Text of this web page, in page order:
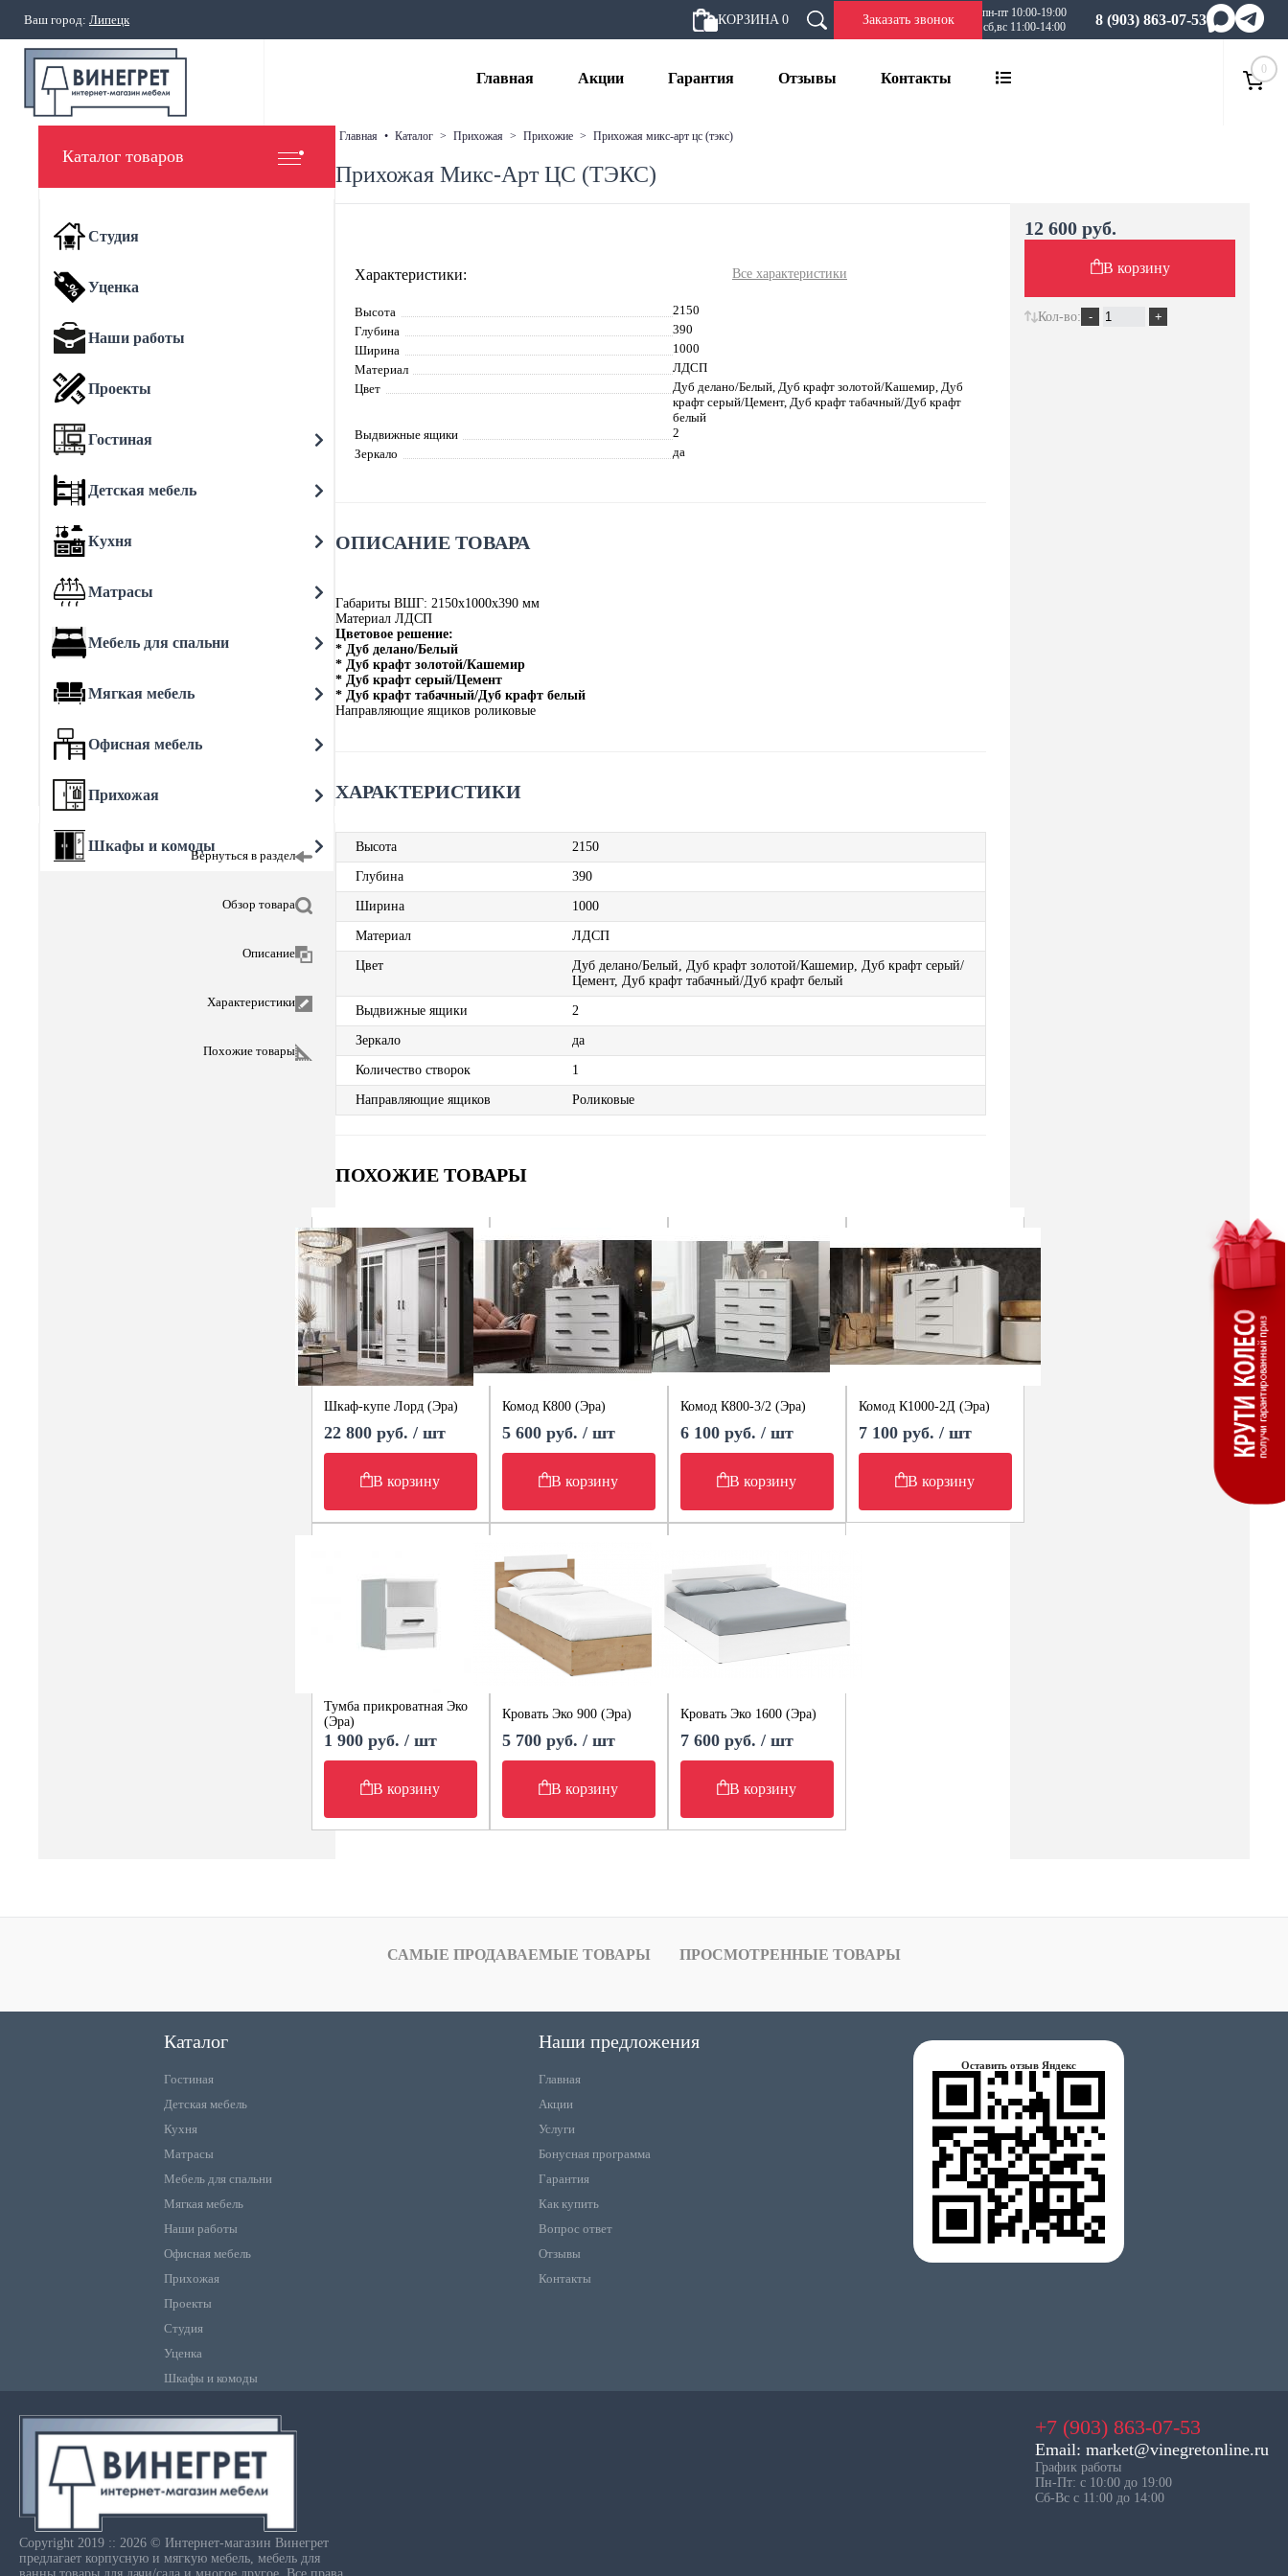
Ваш город: Липецк КОРЗИНА 0 Заказать звонок
пн-пт 10:00-19:00
сб,вс 11:00-14:00
8 (903) 863-07-53
Главная Акции Гарантия Отзывы Контакты
0
Каталог товаров
Студия
Уценка
Наши работы
Проекты
Гостиная
Детская мебель
Кухня
Матрасы
Мебель для спальни
Мягкая мебель
Офисная мебель
Прихожая
Шкафы и комоды
Вернуться в раздел
Обзор товара
Описание
Характеристики
Похожие товары
главная • каталог > прихожая > прихожие > прихожая микс-арт цс (тэкс)
Прихожая Микс-Арт ЦС (ТЭКС)
Характеристики: Все характеристики
Высота
2150
Глубина
390
Ширина
1000
Материал
ЛДСП
Цвет
Дуб делано/Белый, Дуб крафт золотой/Кашемир, Дуб
крафт серый/Цемент, Дуб крафт табачный/Дуб крафт
белый
Выдвижные ящики
2
Зеркало
да
ОПИСАНИЕ ТОВАРА
Габариты ВШГ: 2150х1000х390 мм
Материал ЛДСП
Цветовое решение:
* Дуб делано/Белый
* Дуб крафт золотой/Кашемир
* Дуб крафт серый/Цемент
* Дуб крафт табачный/Дуб крафт белый
Направляющие ящиков роликовые
ХАРАКТЕРИСТИКИ
Высота 2150
Глубина 390
Ширина 1000
Материал ЛДСП
Цвет
Дуб делано/Белый, Дуб крафт золотой/Кашемир, Дуб крафт серый/
Цемент, Дуб крафт табачный/Дуб крафт белый
Выдвижные ящики 2
Зеркало да
Количество створок 1
Направляющие ящиков Роликовые
ПОХОЖИЕ ТОВАРЫ
Шкаф-купе Лорд (Эра)
22 800 руб. / шт
В корзину
Комод К800 (Эра)
5 600 руб. / шт
В корзину
Комод К800-3/2 (Эра)
6 100 руб. / шт
В корзину
Комод К1000-2Д (Эра)
7 100 руб. / шт
В корзину
Тумба прикроватная Эко
(Эра)
1 900 руб. / шт
В корзину
Кровать Эко 900 (Эра)
5 700 руб. / шт
В корзину
Кровать Эко 1600 (Эра)
7 600 руб. / шт
В корзину
12 600 руб.
В корзину
Кол-во:
САМЫЕ ПРОДАВАЕМЫЕ ТОВАРЫ ПРОСМОТРЕННЫЕ ТОВАРЫ
Каталог
Гостиная
Детская мебель
Кухня
Матрасы
Мебель для спальни
Мягкая мебель
Наши работы
Офисная мебель
Прихожая
Проекты
Студия
Уценка
Шкафы и комоды
Наши предложения
Главная
Акции
Услуги
Бонусная программа
Гарантия
Как купить
Вопрос ответ
Отзывы
Контакты
Оставить отзыв Яндекс
Copyright 2019 :: 2026 © Интернет-магазин Винегрет
предлагает корпусную и мягкую мебель, мебель для
+7 (903) 863-07-53
Email: market@vinegretonline.ru
График работы
Пн-Пт: с 10:00 до 19:00
Сб-Вс с 11:00 до 14:00